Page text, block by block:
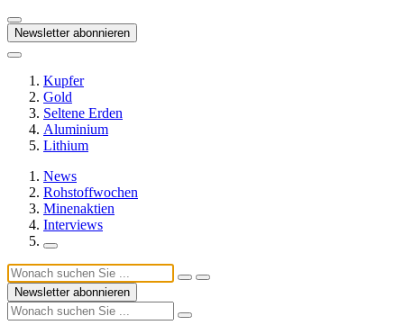
Newsletter abonnieren
Kupfer
Gold
Seltene Erden
Aluminium
Lithium
News
Rohstoffwochen
Minenaktien
Interviews
Newsletter abonnieren